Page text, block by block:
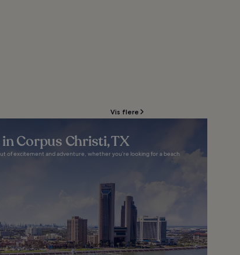
Vis flere
Corpus Christi, TX
of excitement and adventure, whether you’re looking for a beach